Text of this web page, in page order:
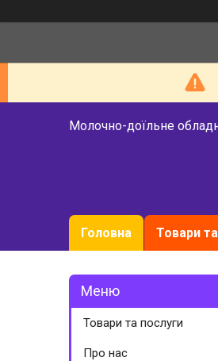
Молочно-доїльне
Головна Товари
Товари та послуги
Про нас